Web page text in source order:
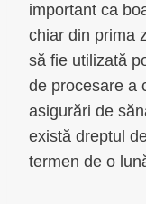
important ca
chiar din prima
să fie utilizată
de procesare a
asigurări de
există dreptul
termen de o